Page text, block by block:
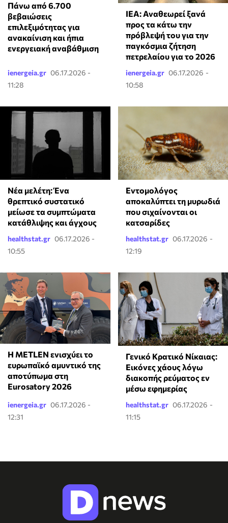
Πάνω από 6.700
βεβαιώσεις
επιλεξιμότητας για
ανακαίνιση και ήπια
ενεργειακή αναβάθμιση
ienergeia.gr 06.17.2026 -
11:28
ΙΕΑ: Αναθεωρεί ξανά
προς τα κάτω την
πρόβλεψή του για την
παγκόσμια ζήτηση
πετρελαίου για το 2026
ienergeia.gr 06.17.2026 -
10:58
Νέα μελέτη: Ένα
θρεπτικό συστατικό
μείωσε τα συμπτώματα
κατάθλιψης και άγχους
healthstat.gr 06.17.2026 -
10:55
Εντομολόγος
αποκαλύπτει τη μυρωδιά
που σιχαίνονται οι
κατσαρίδες
healthstat.gr 06.17.2026 -
12:19
Η METLEN ενισχύει το
ευρωπαϊκό αμυντικό της
αποτύπωμα στη
Eurosatory 2026
ienergeia.gr 06.17.2026 -
12:31
Γενικό Κρατικό Νίκαιας:
Εικόνες χάους λόγω
διακοπής ρεύματος εν
μέσω εφημερίας
healthstat.gr 06.17.2026 -
11:15